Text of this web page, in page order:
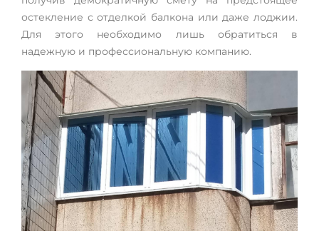
остекление с отделкой балкона или даже лоджии.
Для этого необходимо лишь обратиться в
надежную и профессиональную компанию.